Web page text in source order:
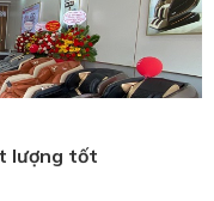
lượng tốt